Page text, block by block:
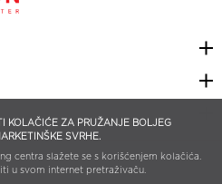
KOLAČIĆE ZA PRUŽANJE BOLJEG
SVRHE.
centra slažete se s korišćenjem kolačića.
u svom internet pretraživaču.
| ALL RIGHTS RESERVED | WEB
BYSMART WEB